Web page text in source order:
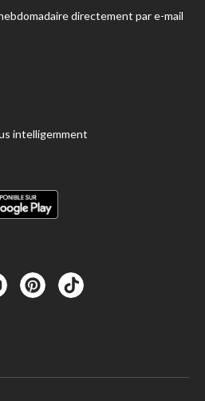
directement par e-mail
intelligemment